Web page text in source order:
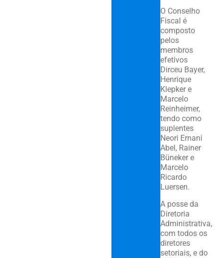
O Conselho
Fiscal é
composto
pelos
membros
efetivos
Dirceu Bayer,
Henrique
Klepker e
Marcelo
Reinheimer,
tendo como
suplentes
Neori Ernani
Abel, Rainer
Büneker e
Marcelo
Ricardo
Luersen.
A posse da
Diretoria
Administrativa,
com todos os
diretores
setoriais, e do